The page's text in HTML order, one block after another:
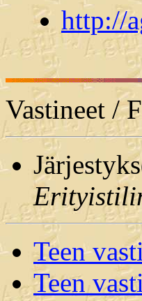
http://
Vastineet /
Teen
Teen